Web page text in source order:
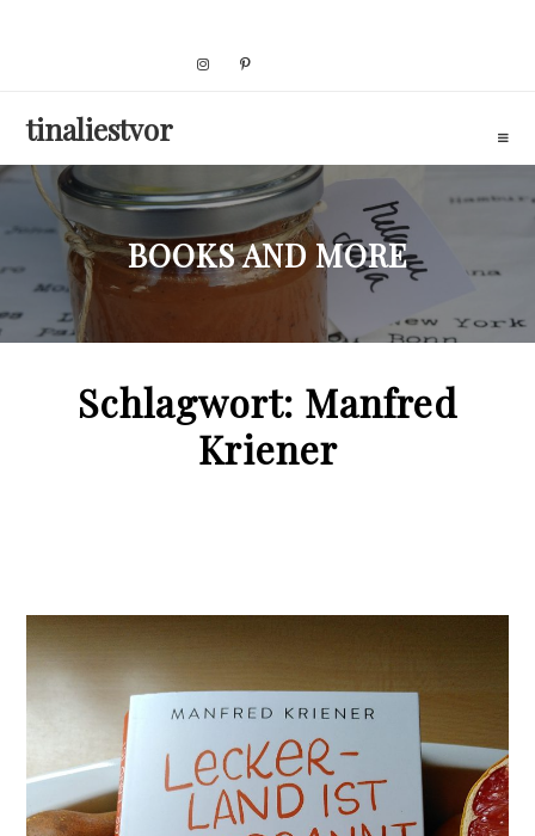
tinaliestvor
BOOKS AND MORE
Schlagwort: Manfred
Kriener